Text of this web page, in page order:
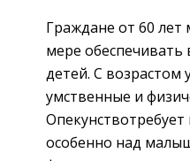
Граждане от 60 лет
мере обеспечивать
детей. С возрастом
умственные и
особенно над